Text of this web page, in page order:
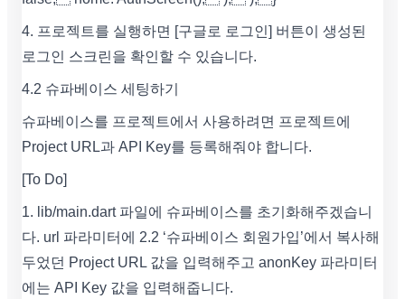
4. 프로젝트를 실행하면 [구글로 로그인] 버튼이 생성된
로그인 스크린을 확인할 수 있습니다.
4.2 슈파베이스 세팅하기
슈파베이스를 프로젝트에서 사용하려면 프로젝트에
Project URL과 API Key를 등록해줘야 합니다.
[To Do]
1. lib/main.dart 파일에 슈파베이스를 초기화해주겠습니
다. url 파라미터에 2.2 ‘슈파베이스 회원가입’에서 복사해
두었던 Project URL 값을 입력해주고 anonKey 파라미터
에는 API Key 값을 입력해줍니다.